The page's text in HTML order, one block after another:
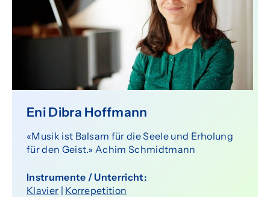
Eni Dibra Hoffmann
«Musik ist Balsam für die Seele und Erholung
für den Geist.» Achim Schmidtmann
Instrumente / Unterricht:
Klavier | Korrepetition